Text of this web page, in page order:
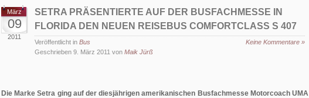
März
09
2011
SETRA PRÄSENTIERTE AUF DER BUSFACHMESSE IN
FLORIDA DEN NEUEN REISEBUS COMFORTCLASS S 407
Veröffentlicht in Bus
Keine Kommentare »
Geschrieben 9. März 2011 von Maik Jürß
Die Marke Setra ging auf der diesjährigen amerikanischen Busfachmesse Motorcoach UMA